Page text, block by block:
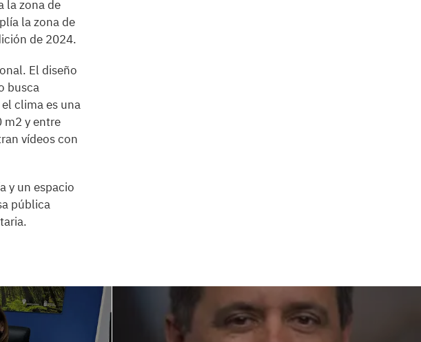
la zona de
la zona de
de 2024.
El diseño
busca
clima es una
m2 y entre
vídeos con
y un espacio
pública